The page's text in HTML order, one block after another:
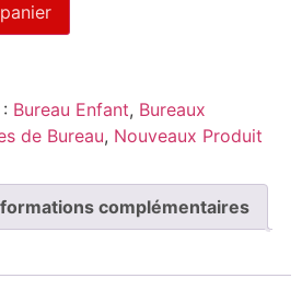
Bureau Enfant, Bureaux
de Bureau, Nouveaux Produit
complémentaires